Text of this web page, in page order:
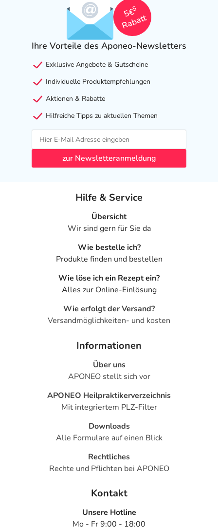
5€
5
Rabatt
Ihre Vorteile des Aponeo-Newsletters
Exklusive Angebote & Gutscheine
Individuelle Produktempfehlungen
Aktionen & Rabatte
Hilfreiche Tipps zu aktuellen Themen
zur Newsletteranmeldung
Hilfe & Service
Übersicht
Wir sind gern für Sie da
Wie bestelle ich?
Produkte finden und bestellen
Wie löse ich ein Rezept ein?
Alles zur Online-Einlösung
Wie erfolgt der Versand?
Versandmöglichkeiten- und kosten
Informationen
Über uns
APONEO stellt sich vor
APONEO Heilpraktikerverzeichnis
Mit integriertem PLZ-Filter
Downloads
Alle Formulare auf einen Blick
Rechtliches
Rechte und Pflichten bei APONEO
Kontakt
Unsere Hotline
Mo - Fr 9:00 - 18:00